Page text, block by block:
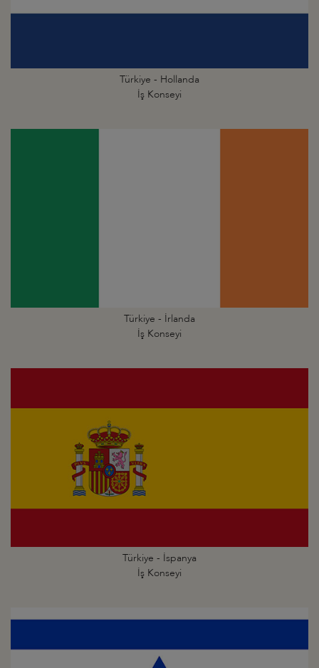
Türkiye - Hollanda
İş Konseyi
Türkiye - İrlanda
İş Konseyi
Türkiye - İspanya
İş Konseyi